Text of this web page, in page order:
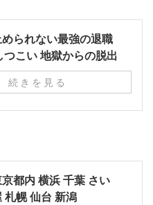
られない最強の退職
こい 地獄からの脱出
続きを見る
都内 横浜 千葉 さい
札幌 仙台 新潟